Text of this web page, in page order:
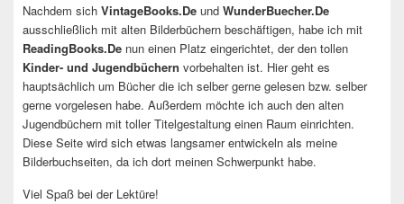
Nachdem sich VintageBooks.De und WunderBuecher.De
ausschließlich mit alten Bilderbüchern beschäftigen, habe ich mit
ReadingBooks.De nun einen Platz eingerichtet, der den tollen
Kinder- und Jugendbüchern vorbehalten ist. Hier geht es
hauptsächlich um Bücher die ich selber gerne gelesen bzw. selber
gerne vorgelesen habe. Außerdem möchte ich auch den alten
Jugendbüchern mit toller Titelgestaltung einen Raum einrichten.
Diese Seite wird sich etwas langsamer entwickeln als meine
Bilderbuchseiten, da ich dort meinen Schwerpunkt habe.
Viel Spaß bei der Lektüre!